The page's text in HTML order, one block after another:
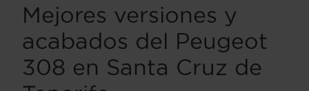
Mejores versiones y
acabados del Peugeot
308 en Santa Cruz de